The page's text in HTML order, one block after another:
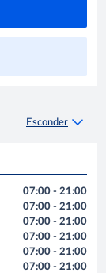
Esconder
07:00 - 21:00
07:00 - 21:00
07:00 - 21:00
07:00 - 21:00
07:00 - 21:00
07:00 - 21:00